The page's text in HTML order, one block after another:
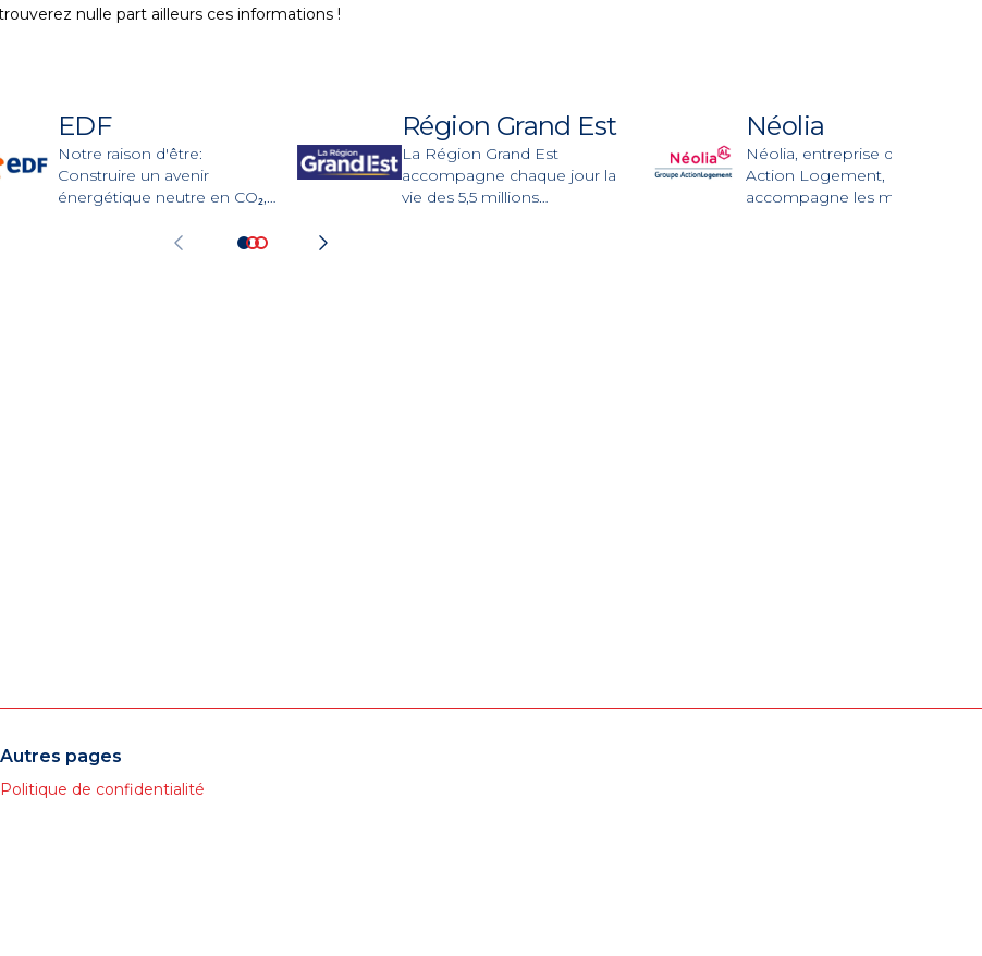
nulle part ailleurs ces informations !
EDF
Notre raison d'être:
Construire un avenir
énergétique neutre en CO₂,
planète, bien-être et
Région Grand Est
La Région Grand Est
accompagne chaque jour la
vie des 5,5 millions
Néolia
Néolia, entreprise du groupe
Action Logement,
accompagne les ménages,
Autres pages
Politique de confidentialité